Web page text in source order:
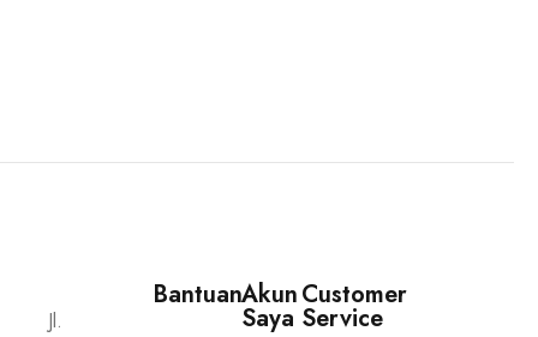
Jl.
BantuanAkun
Saya
Customer
Service